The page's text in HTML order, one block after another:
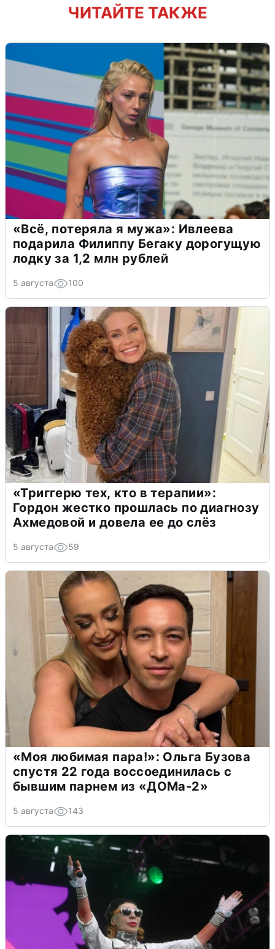
ЧИТАЙТЕ ТАКЖЕ
«Всё, потеряла я мужа»: Ивлеева
подарила Филиппу Бегаку дорогущую
лодку за 1,2 млн рублей
5 августа 100
«Триггерю тех, кто в терапии»:
Гордон жестко прошлась по диагнозу
Ахмедовой и довела ее до слёз
5 августа 59
«Моя любимая пара!»: Ольга Бузова
спустя 22 года воссоединилась с
бывшим парнем из «ДОМа-2»
5 августа 143